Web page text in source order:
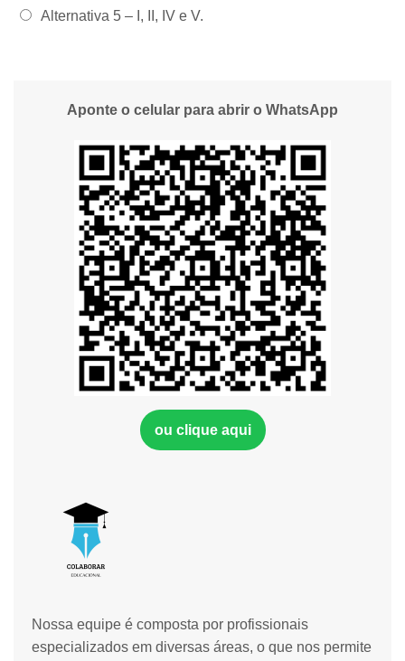
Alternativa 5 – I, II, IV e V.
Nossa equipe é composta por profissionais
especializados em diversas áreas, o que nos permite
Aponte o celular para abrir o WhatsApp
ou clique aqui